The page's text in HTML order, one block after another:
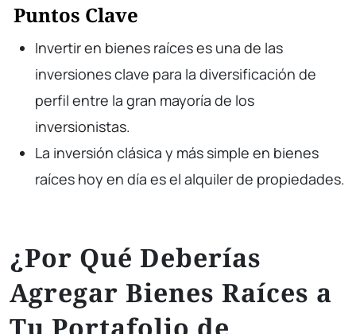
Puntos Clave
Invertir en bienes raíces es una de las
inversiones clave para la diversificación de
perfil entre la gran mayoría de los
inversionistas.
La inversión clásica y más simple en bienes
raíces hoy en día es el alquiler de propiedades.
¿Por Qué Deberías
Agregar Bienes Raíces a
Tu Portafolio de